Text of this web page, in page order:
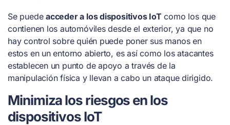
Se puedeacceder a los dispositivos IoT como los que
contienen los automóviles desde el exterior, ya que no
hay control sobre quién puede poner sus manos en
estos en un entorno abierto, es así como los atacantes
establecen un punto de apoyo a través de la
manipulación física y llevan a cabo un ataque dirigido.
Minimiza los riesgos en los
dispositivos IoT